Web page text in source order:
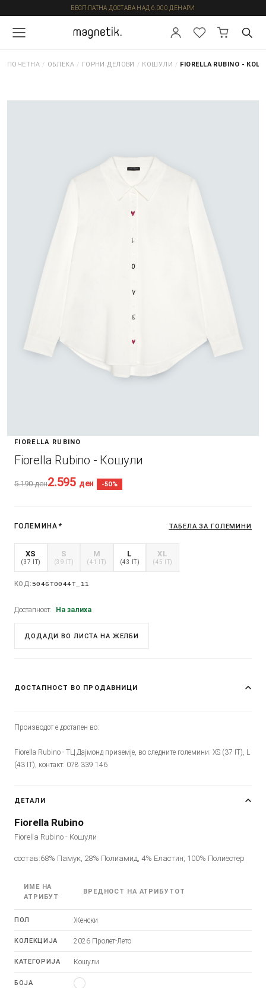
БЕСПЛАТНА ДОСТАВА НАД 6.000 ДЕНАРИ
ПОЧЕТНА / ОБЛЕКА / ГОРНИ ДЕЛОВИ / КОШУЛИ / FIORELLA RUBINO -
FIORELLA RUBINO
Fiorella Rubino - Кошули
5.190ден2.595 ден -50%
ГОЛЕМИНА * ТАБЕЛА ЗА ГОЛЕМИНИ
XS
(37 IT)
S
(39 IT)
M
(41 IT)
L
(43 IT)
XL
(45 IT)
КОД:5046T0044T_11
Достапност: На залиха
ДОДАДИ ВО ЛИСТА НА ЖЕЛБИ
ДОСТАПНОСТ ВО ПРОДАВНИЦИ
Производот е достапен во:
Fiorella Rubino - ТЦ Дајмонд приземје, во следните големини: XS (37 IT), L
(43 IT), контакт: 078 339 146
ДЕТАЛИ
Fiorella Rubino
Fiorella Rubino - Кошули
состав:68% Памук, 28% Полиамид, 4% Еластин, 100% Полиестер
ИМЕ НА
АТРИБУТ
ВРЕДНОСТ НА АТРИБУТОТ
ПОЛ Женски
КОЛЕКЦИЈА 2026 Пролет-Лето
КАТЕГОРИЈА Кошули
БОЈА